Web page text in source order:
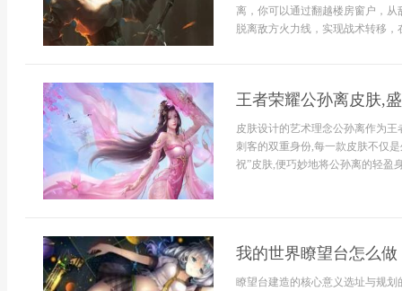
离，你可以通过翻越楼房窗户，
脱离敌方火力线，实现战术转移，
王者荣耀公孙离皮肤,
皮肤设计的艺术理念公孙离作为
刺客的双重身份,每一款皮肤不仅
祝”皮肤,便巧妙地将公孙离的轻盈
我的世界瞭望台怎么
瞭望台建造的核心意义选址与规